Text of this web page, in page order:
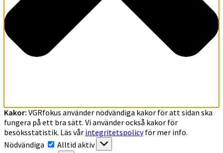
Kakor: VGRfokus använder nödvändiga kakor för att sidan ska
fungera på ett bra sätt. Vi använder också kakor för
besöksstatistik. Läs vår integritetspolicyför mer info.
Nödvändiga
Nödvändiga
Alltid aktiv